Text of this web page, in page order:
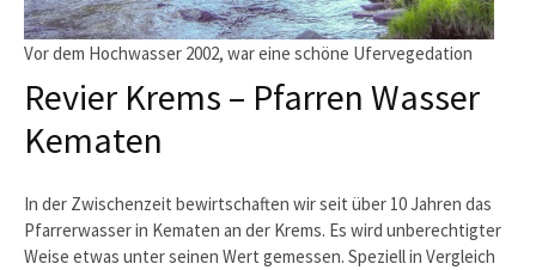
Vor dem Hochwasser 2002, war eine schöne Ufervegedation
Revier Krems – Pfarren Wasser
Kematen
In der Zwischenzeit bewirtschaften wir seit über 10 Jahren das
Pfarrerwasser in Kematen an der Krems. Es wird unberechtigter
Weise etwas unter seinen Wert gemessen. Speziell in Vergleich